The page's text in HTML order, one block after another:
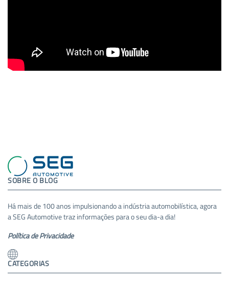
SOBRE O BLOG
Há mais de 100 anos impulsionando a indústria automobilística, agora
a SEG Automotive traz informações para o seu dia-a dia!
Política de Privacidade
CATEGORIAS